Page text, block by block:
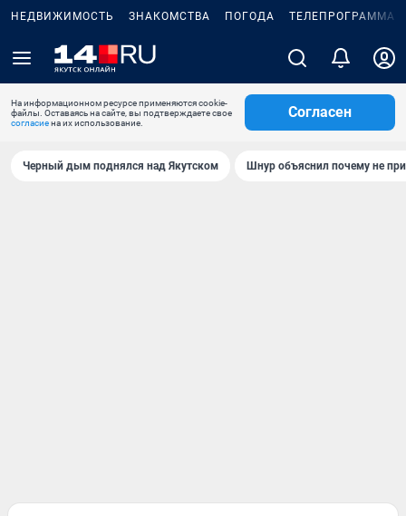
НЕДВИЖИМОСТЬ ЗНАКОМСТВА ПОГОДА ТЕЛЕПРОГРАММА
На информационном ресурсе применяются cookie-
файлы. Оставаясь на сайте, вы подтверждаете свое
согласиена их использование.
Согласен
Черный дым поднялся над Якутском Шнур объяснил почему не